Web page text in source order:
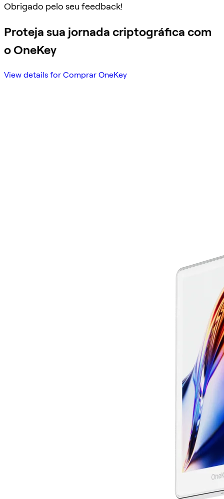
Obrigado pelo seu feedback!
Proteja sua jornada criptográfica com
o OneKey
View details for Comprar OneKey